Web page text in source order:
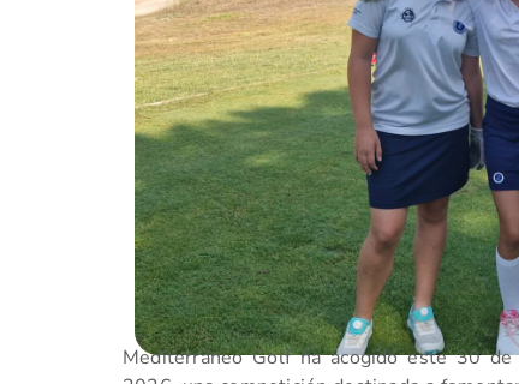
Mediterráneo Golf ha acogido este 30